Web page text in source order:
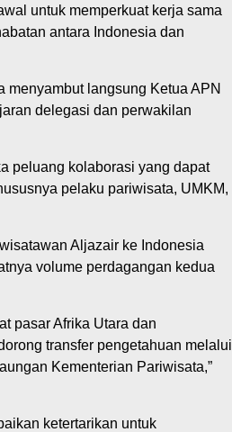
untuk memperkuat kerja sama
antara Indonesia dan
menyambut langsung Ketua APN
delegasi dan perwakilan
peluang kolaborasi yang dapat
pelaku pariwisata, UMKM,
Aljazair ke Indonesia
volume perdagangan kedua
pasar Afrika Utara dan
transfer pengetahuan melalui
Kementerian Pariwisata,”
ketertarikan untuk